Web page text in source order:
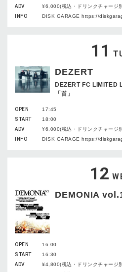
ADV
¥6,000(税込・ドリンクチャージ
INFO
DISK GARAGE https://
11
DEZERT
DEZERT FC LIMITED
「首」
OPEN
17:45
START
18:00
ADV
¥6,000(税込・ドリンクチャージ
INFO
DISK GARAGE https://
12
DEMONIA
OPEN
16:00
START
16:30
ADV
¥4,800(税込・ドリンクチャージ